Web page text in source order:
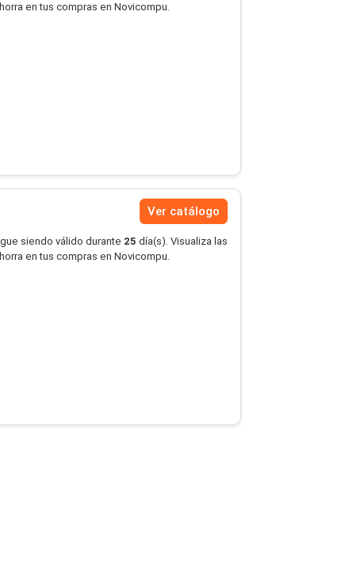
en tus compras en Novicompu.
Ver catálogo
siendo válido durante 25 día(s). Visualiza las
en tus compras en Novicompu.